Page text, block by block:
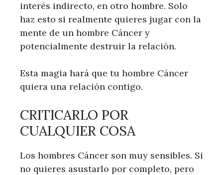
interés indirecto, en otro hombre. Solo
haz esto si realmente quieres jugar con la
mente de un hombre Cáncer y
potencialmente destruir la relación.
Esta magia hará que tu hombre Cáncer
quiera una relación contigo.
CRITICARLO POR
CUALQUIER COSA
Los hombres Cáncer son muy sensibles. Si
no quieres asustarlo por completo, pero